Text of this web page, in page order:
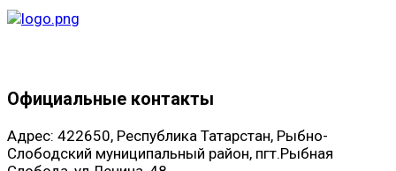
Официальные контакты
Адрес: 422650, Республика Татарстан, Рыбно-
Слободский муниципальный район, пгт.Рыбная